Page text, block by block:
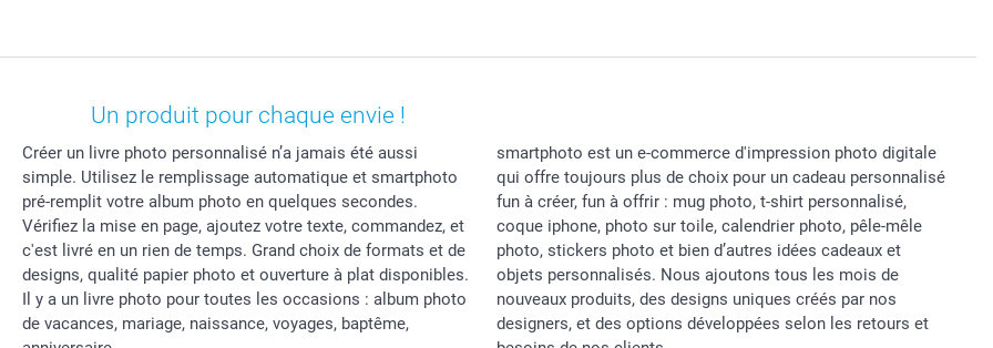
Un produit pour chaque envie !
Créer un livre photo personnalisé n’a jamais été aussi
simple. Utilisez le remplissage automatique et smartphoto
pré-remplit votre album photo en quelques secondes.
Vérifiez la mise en page, ajoutez votre texte, commandez, et
c'est livré en un rien de temps. Grand choix de formats et de
designs, qualité papier photo et ouverture à plat disponibles.
Il y a un livre photo pour toutes les occasions : album photo
de vacances, mariage, naissance, voyages, baptême,
smartphoto est un e-commerce d'impression photo digitale
qui offre toujours plus de choix pour un cadeau personnalisé
fun à créer, fun à offrir : mug photo, t-shirt personnalisé,
coque iphone, photo sur toile, calendrier photo, pêle-mêle
photo, stickers photo et bien d’autres idées cadeaux et
objets personnalisés. Nous ajoutons tous les mois de
nouveaux produits, des designs uniques créés par nos
designers, et des options développées selon les retours et